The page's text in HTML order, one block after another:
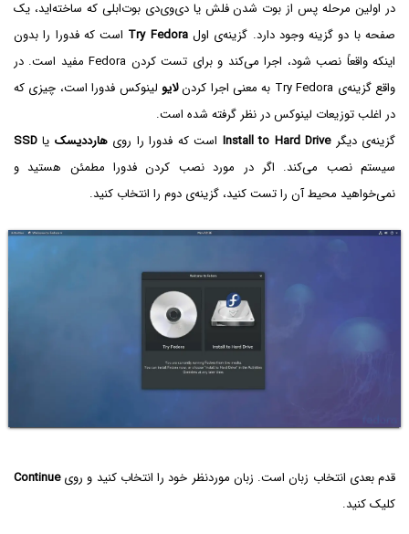
در اولین مرحله پس از بوت شدن فلش یا دی‌وی‌دی بوت‌ابلی که ساخته‌اید، یک
صفحه با دو گزینه وجود دارد. گزینه‌ی اولTry Fedora
است که فدورا را بدون
اینکه واقعاً نصب شود، اجرا می‌کند و برای تست کردن Fedora مفید است. در
واقع گزینه‌ی Try Fedora به معنی اجرا کردن
لایو لینوکس فدورا است، چیزی که
در اغلب توزیعات لینوکس در نظر گرفته شده است.
گزینه‌ی دیگرInstall to Hard Drive است که فدورا را رویهارددیسک یا SSD‌
سیستم نصب می‌کند. اگر در مورد نصب کردن فدورا مطمئن هستید و
نمی‌خواهید محیط آن را تست کنید، گزینه‌ی دوم را انتخاب کنید.
قدم بعدی انتخاب زبان است. زبان موردنظر خود را انتخاب کنید و رویContinue
کلیک کنید.